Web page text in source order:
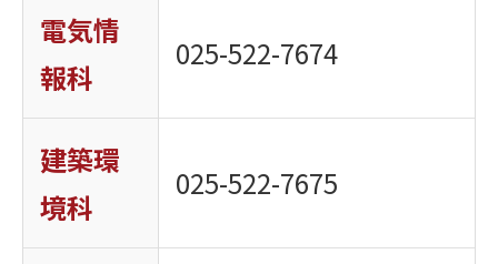
電気情
報科
025-522-7674
建築環
境科
025-522-7675